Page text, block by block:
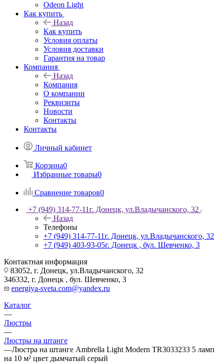
Odeon Light
Как купить
Назад
Как купить
Условия оплаты
Условия доставки
Гарантия на товар
Компания
Назад
Компания
О компании
Реквизиты
Новости
Контакты
Контакты
Личный кабинет
Корзина0
Избранные товары0
Сравнение товаров0
+7 (949) 314-77-11г. Донецк, ул.Владычанского, 32
Назад
Телефоны
+7 (949) 314-77-11г. Донецк, ул.Владычанского, 32
+7 (949) 403-93-05г. Донецк , бул. Шевченко, 3
Контактная информация
83052, г. Донецк, ул.Владычанского, 32
346332, г. Донецк , бул. Шевченко, 3
energiya-sveta.com@yandex.ru
Каталог
—
Люстры
—
Люстры на штанге
—Люстра на штанге Ambrella Light Modern TR3033233 5 ламп
на 10 м² цвет дымчатый серый